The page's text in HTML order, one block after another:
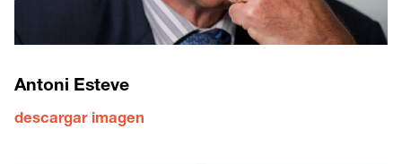
Antoni Esteve
descargar imagen